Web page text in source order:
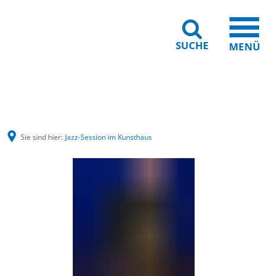
SUCHE MENÜ
Sie sind hier: Jazz-Session im Kunsthaus